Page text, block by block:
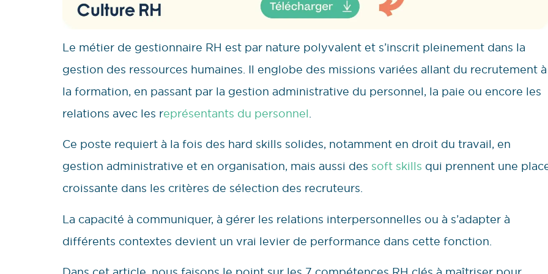
Le métier de gestionnaire RH est par nature polyvalent et s’inscrit pleinement dans la
gestion des ressources humaines. Il englobe des missions variées allant du recrutement à
la formation, en passant par la gestion administrative du personnel, la paie ou encore les
relations avec les représentants du personnel.
Ce poste requiert à la fois des hard skills solides, notamment en droit du travail, en
gestion administrative et en organisation, mais aussi des soft skills qui prennent une
croissante dans les critères de sélection des recruteurs.
La capacité à communiquer, à gérer les relations interpersonnelles ou à s’adapter à
différents contextes devient un vrai levier de performance dans cette fonction.